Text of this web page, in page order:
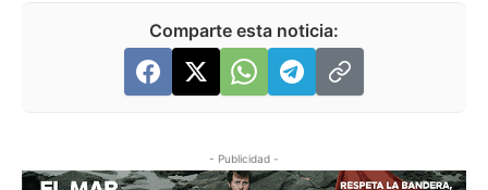
Comparte esta noticia:
- Publicidad -